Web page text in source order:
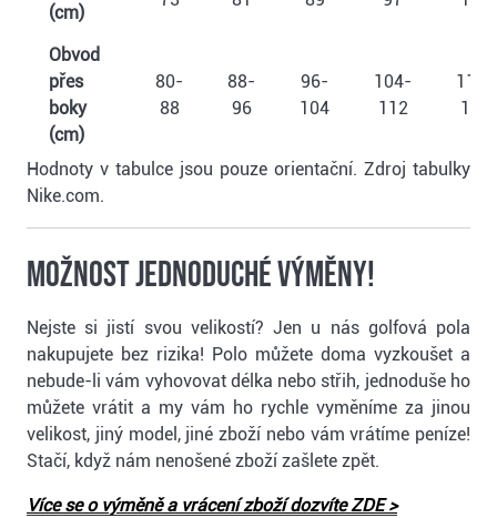
(cm)
Obvod
přes
boky
(cm)
80-
88
88-
96
96-
104
104-
112
112-
120
Hodnoty v tabulce jsou pouze orientační. Zdroj tabulky
Nike.com.
Možnost jednoduché výměny!
Nejste si jistí svou velikostí? Jen u nás golfová pola
nakupujete bez rizika! Polo můžete doma vyzkoušet a
nebude-li vám vyhovovat délka nebo střih, jednoduše ho
můžete vrátit a my vám ho rychle vyměníme za jinou
velikost, jiný model, jiné zboží nebo vám vrátíme peníze!
Stačí, když nám nenošené zboží zašlete zpět.
Více se o výměně a vrácení zboží dozvíte ZDE >